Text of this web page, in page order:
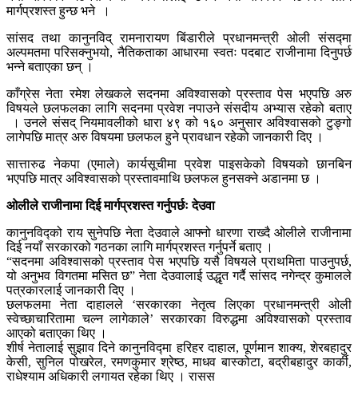
मार्गप्रशस्त हुन्छ भने ।
सांसद तथा कानुनविद् रामनारायण बिंडारीले प्रधानमन्त्री ओली संसद्मा
अल्पमतमा परिसक्नुभयो, नैतिकताका आधारमा स्वतः पदबाट राजीनामा दिनुपर्छ
भन्ने बताएका छन् ।
काँग्रेस नेता रमेश लेखकले सदनमा अविश्वासको प्रस्ताव पेस भएपछि अरु
विषयले छलफलका लागि सदनमा प्रवेश नपाउने संसदीय अभ्यास रहेको बताए
। उनले संसद् नियमावलीको धारा ४९ को १६० अनुसार अविश्वासको टुङ्गो
लागेपछि मात्र अरु विषयमा छलफल हुने प्रावधान रहेको जानकारी दिए ।
सात्तारुढ नेकपा (एमाले) कार्यसूचीमा प्रवेश पाइसकेको विषयको छानबिन
भएपछि मात्र अविश्वासको प्रस्तावमाथि छलफल हुनसक्ने अडानमा छ ।
ओलीले राजीनामा दिई मार्गप्रशस्त गर्नुपर्छः देउवा
कानुनविद्को राय सुनेपछि नेता देउवाले आफ्नो धारणा राख्दै ओलीले राजीनामा
दिई नयाँ सरकारको गठनका लागि मार्गप्रशस्त गर्नुपर्ने बताए ।
“सदनमा अविश्वासको प्रस्ताव पेस भएपछि यसै विषयले प्राथमिता पाउनुपर्छ,
यो अनुभव विगतमा मसित छ” नेता देउवालाई उद्धृत गर्दै सांसद नगेन्द्र कुमालले
पत्रकारलाई जानकारी दिए ।
छलफलमा नेता दाहालले ‘सरकारका नेतृत्व लिएका प्रधानमन्त्री ओली
स्वेच्छाचारितामा चल्न लागेकाले’ सरकारका विरुद्धमा अविश्वासको प्रस्ताव
आएको बताएका थिए ।
शीर्ष नेतालाई सुझाव दिने कानुनविद्मा हरिहर दाहाल, पूर्णमान शाक्य, शेरबहादुर
केसी, सुनिल पोखरेल, रमणकुमार श्रेष्ठ, माधव बास्कोटा, बद्रीबहादुर कार्की,
राधेश्याम अधिकारी लगायत रहेका थिए । रासस